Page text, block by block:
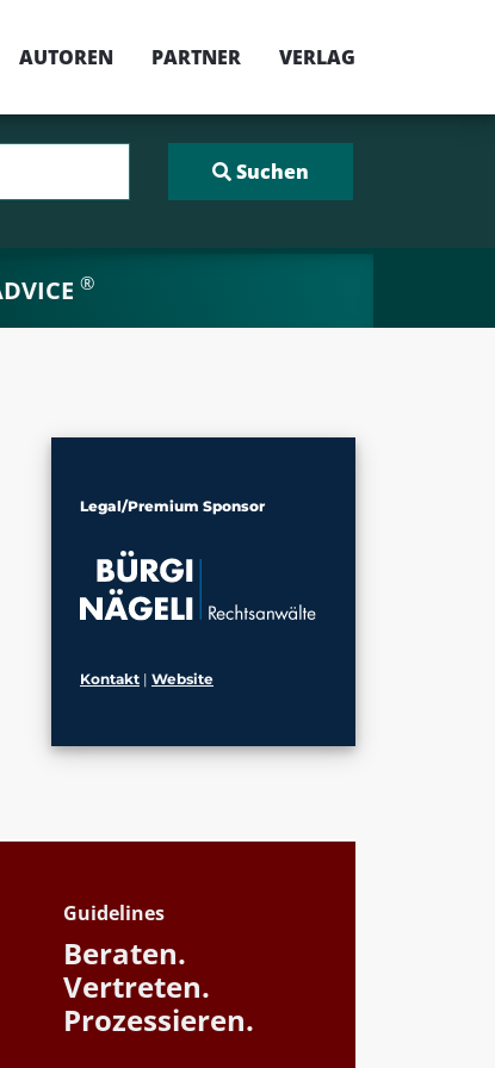
AUTOREN PARTNER VERLAG
®
Legal/Premium Sponsor
Kontakt | Website
Guidelines
Beraten.
Vertreten.
Prozessieren.